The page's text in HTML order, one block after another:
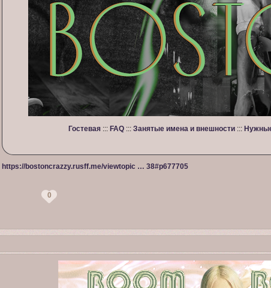
Гостевая ::: FAQ ::: Занятые имена и внешности :::
https://bostoncrazzy.rusff.me/viewtopic … 38#p677705
0